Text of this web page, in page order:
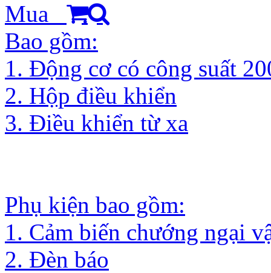
Mua
Bao gồm:
1. Động cơ có công suất
2. Hộp điều khiển
3. Điều khiển từ xa
Phụ kiện bao gồm:
1. Cảm biến chướng ngại
2. Đèn báo